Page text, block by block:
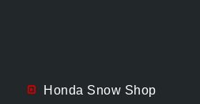
Honda Snow Shop